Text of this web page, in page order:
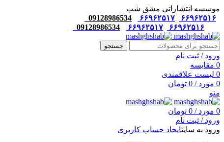
موسسه انتشاراتی مشق شب
۶۶۹۶۲۵۱۶
۶۶۹۶۲۵۱۷
09128986534
۶۶۹۶۲۵۱۶
۶۶۹۶۲۵۱۷ 09128986534
جستجو
ورود / ثبت نام
0 مقایسه
0 لیست علاقمندی
0 مورد /
0 تومان
منو
0 مورد /
0 تومان
ورود / ثبت نام
ورود به سایتایجاد حساب کاربری